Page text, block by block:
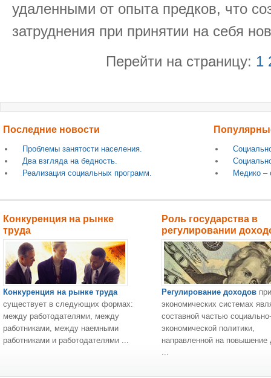
удаленными от опыта предков, что
затруднения при принятии на себя
Перейти на страницу: 1
Последние новости
Проблемы занятости населения.
Два взгляда на бедность.
Реализация социальных программ.
Медико –
Конкуренция на рынке
труда
Конкуренция на рынке труда
существует в следующих формах:
между работодателями, между
работниками, между наемными
работниками и работодателями ...
Роль государства в
регулировании
Регулирование доходов
экономических системах
составной частью
экономической политики,
направленной на повышение
...